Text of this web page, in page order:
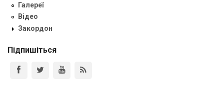
Галереї
Відео
Закордон
Підпишіться